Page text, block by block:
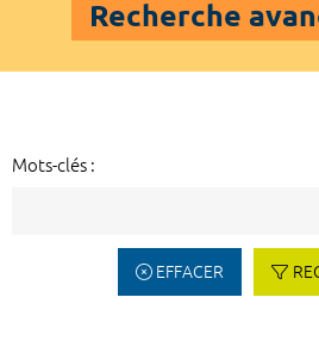
Recherche
Mots-clés :
EFFACER